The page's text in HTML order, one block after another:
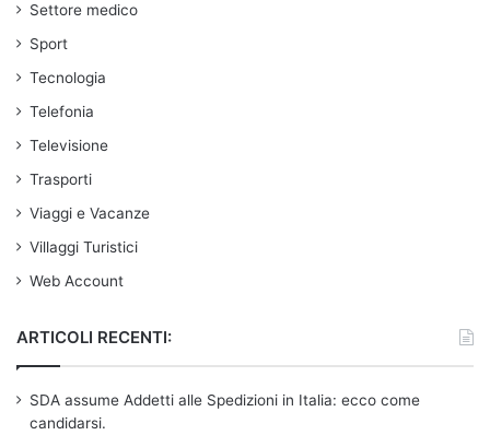
Settore medico
Sport
Tecnologia
Telefonia
Televisione
Trasporti
Viaggi e Vacanze
Villaggi Turistici
Web Account
ARTICOLI RECENTI:
SDA assume Addetti alle Spedizioni in Italia: ecco come
candidarsi.